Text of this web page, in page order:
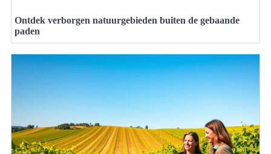
Ontdek verborgen natuurgebieden buiten de gebaande
paden